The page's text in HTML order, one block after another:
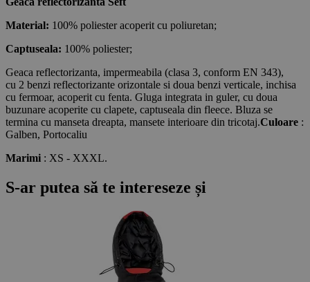
Material: 100% poliester acoperit cu poliuretan;
Captuseala: 100% poliester;
Geaca reflectorizanta, impermeabila (clasa 3, conform EN 343),
cu 2 benzi reflectorizante orizontale si doua benzi verticale, inchisa
cu fermoar, acoperit cu fenta. Gluga integrata in guler, cu doua
buzunare acoperite cu clapete, captuseala din fleece. Bluza se
termina cu manseta dreapta, mansete interioare din tricotaj.Culoare :
Galben, Portocaliu
Marimi : XS - XXXL.
S-ar putea să te intereseze și